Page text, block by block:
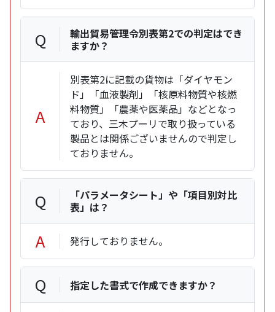
Q
輸出貿易管理令別表第2での判定はでき
ますか？
A
別表第2に記載の貨物は「ダイヤモン
ド」「血液製剤」「核原料物質や核燃
料物質」「農薬や医薬品」などとなっ
ており、三木プーリで取り扱っている
製品とは関係ございませんので判定し
ておりません。
Q
「パラメータシート」や「項目別対比
表」は？
A 発行しておりません。
Q 指定した書式で作成できますか？